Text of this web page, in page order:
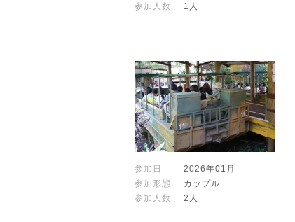
参加人数
1人
参加日
2026年01月
参加形態
カップル
参加人数
2人